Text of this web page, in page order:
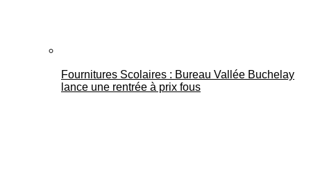
Fournitures Scolaires : Bureau Vallée Buchelay
lance une rentrée à prix fous